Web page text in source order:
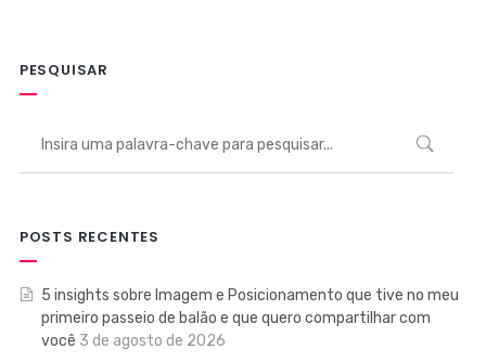
PESQUISAR
POSTS RECENTES
5 insights sobre Imagem e Posicionamento que tive no meu
primeiro passeio de balão e que quero compartilhar com
você 3 de agosto de 2026